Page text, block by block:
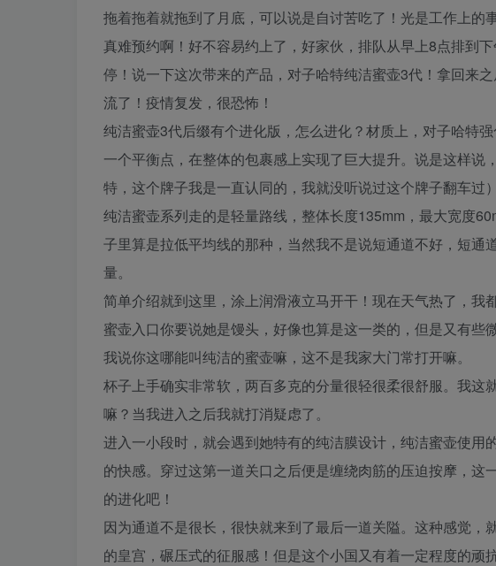
拖着拖着就拖到了月底，可以说是自讨苦吃了！光是工作上的
真难预约啊！好不容易约上了，好家伙，排队从早上8点排到
停！说一下这次带来的产品，对子哈特纯洁蜜壶3代！拿回来
流了！疫情复发，很恐怖！
纯洁蜜壶3代后缀有个进化版，怎么进化？材质上，对子哈特
一个平衡点，在整体的包裹感上实现了巨大提升。说是这样说
特，这个牌子我是一直认同的，我就没听说过这个牌子翻车过）
纯洁蜜壶系列走的是轻量路线，整体长度135mm，最大宽度
子里算是拉低平均线的那种，当然我不是说短通道不好，短通
量。
简单介绍就到这里，涂上润滑液立马开干！现在天气热了，我
蜜壶入口你要说她是馒头，好像也算是这一类的，但是又有些
我说你这哪能叫纯洁的蜜壶嘛，这不是我家大门常打开嘛。
杯子上手确实非常软，两百多克的分量很轻很柔很舒服。我这
嘛？当我进入之后我就打消疑虑了。
进入一小段时，就会遇到她特有的纯洁膜设计，纯洁蜜壶使用
的快感。穿过这第一道关口之后便是缠绕肉筋的压迫按摩，
的进化吧！
因为通道不是很长，很快就来到了最后一道关隘。这种感觉
的皇宫，碾压式的征服感！但是这个小国又有着一定程度的顽